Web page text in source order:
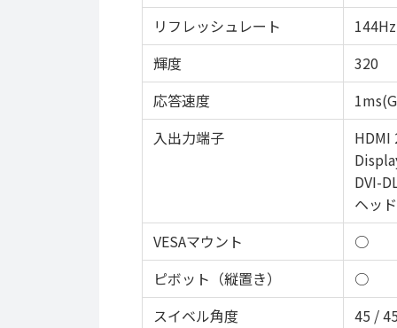
リフレッシュレート
144Hz
輝度
320
応答速度
入出力端子
HDMI
DVI-
ヘッ
VESAマウント
○
ピボット（縦置き）
○
スイベル角度
45 /